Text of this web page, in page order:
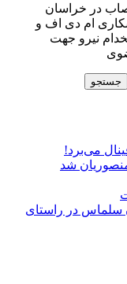
در خراسان
ام دی اف و
نیرو جهت
می‌برد!
شد
سلماس در راستای